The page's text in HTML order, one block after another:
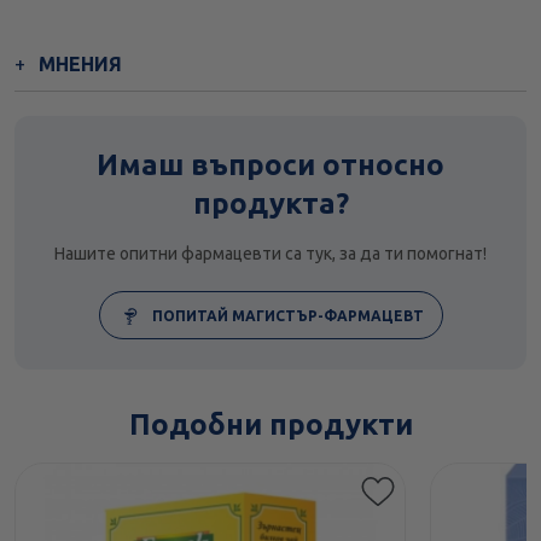
МНЕНИЯ
Имаш въпроси относно
продукта?
Нашите опитни фармацевти са тук, за да ти помогнат!
ПОПИТАЙ МАГИСТЪР-ФАРМАЦЕВТ
Подобни продукти